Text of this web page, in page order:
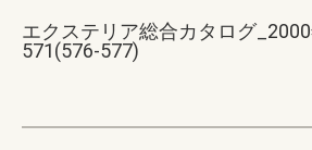
エクステリア総合カタログ
571(576-577)